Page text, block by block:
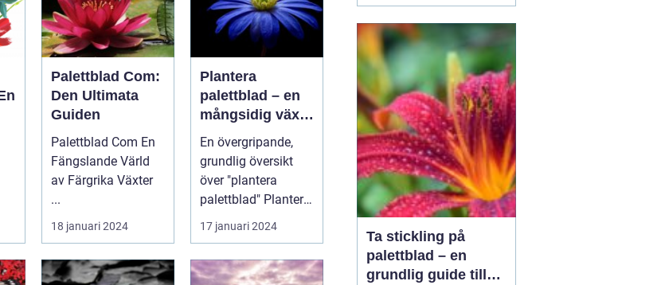
Palettblad Com:
Den Ultimata
Guiden
Palettblad Com En
Fängslande Värld
av Färgrika Växter
...
18 januari 2024
Plantera
palettblad – en
mångsidig växt
för
trädgårdsentusi
aster
En övergripande,
grundlig översikt
över "plantera
palettblad" Plantera
palettblad är en
populär akt...
17 januari 2024
när det kommer till
pianon. Genom att
blanda skickligt hantverk
med avancerad
teknologi har Steinway
pianon vunnit &ou...
Ta stickling på
palettblad – en
grundlig guide till